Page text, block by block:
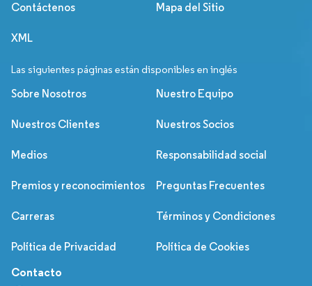
Contáctenos Mapa del Sitio
XML
Las siguientes páginas están disponibles en inglés
Sobre Nosotros Nuestro Equipo
Nuestros Clientes Nuestros Socios
Medios Responsabilidad social
Premios y reconocimientos Preguntas Frecuentes
Carreras Términos y Condiciones
Política de Privacidad Política de Cookies
Contacto